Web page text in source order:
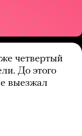
четвертый
До этого
выезжал